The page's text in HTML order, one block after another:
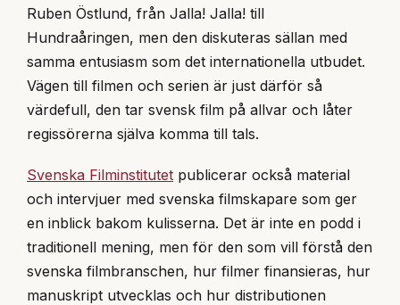
Ruben Östlund, från Jalla! Jalla! till
Hundraåringen, men den diskuteras sällan med
samma entusiasm som det internationella utbudet.
Vägen till filmen och serien är just därför så
värdefull, den tar svensk film på allvar och låter
regissörerna själva komma till tals.
Svenska Filminstitutet publicerar också material
och intervjuer med svenska filmskapare som ger
en inblick bakom kulisserna. Det är inte en podd i
traditionell mening, men för den som vill förstå den
svenska filmbranschen, hur filmer finansieras, hur
manuskript utvecklas och hur distributionen